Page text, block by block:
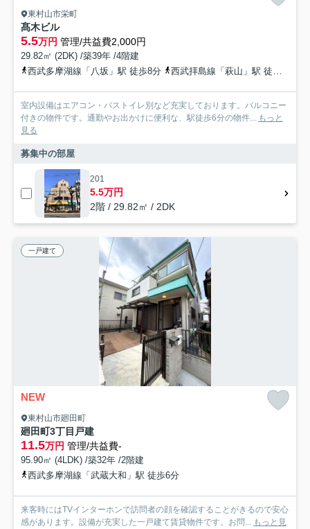
東村山市栄町
髙木ビル
5.5万円 管理/共益費2,000円
29.82㎡ (2DK) /築39年 /4階建
西武多摩湖線「八坂」駅 徒歩8分
西武拝島線「萩山」駅 徒歩14分
室内設備はエアコン・バストイレ別など充実しております。バルコニー
付きの物件です。通勤やお出かけに便利な、駅徒歩6分の物件... もっと
見る
募集中の部屋
201
5.5万円
2階 / 29.82㎡ / 2DK
一戸建て
NEW
東村山市廻田町
廻田町3丁目戸建
11.5万円 管理/共益費-
95.90㎡ (4LDK) /築32年 /2階建
西武多摩湖線「武蔵大和」駅 徒歩6分
来客時にはTVインターホンで訪問者の顔を確認することがきるので安心
感があります。設備が充実した一戸建て賃貸物件です。お問... もっと見